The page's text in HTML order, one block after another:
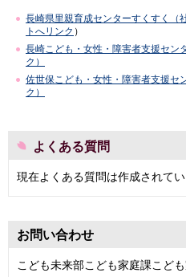
長崎県里親育成センターすくすく（
トへリンク ）
長崎こども・女性・障害者支援セン
ク）
佐世保こども・女性・障害者支援セ
ク）
よくある質問
現在よくある質問は作成されてい
お問い合わせ
こども未来部こども家庭課こど